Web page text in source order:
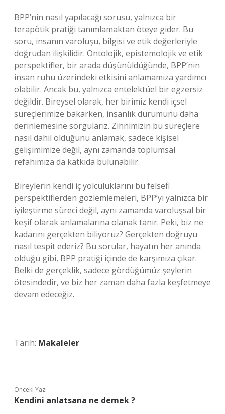
BPP’nin nasıl yapılacağı sorusu, yalnızca bir
terapötik pratiği tanımlamaktan öteye gider. Bu
soru, insanın varoluşu, bilgisi ve etik değerleriyle
doğrudan ilişkilidir. Ontolojik, epistemolojik ve etik
perspektifler, bir arada düşünüldüğünde, BPP’nin
insan ruhu üzerindeki etkisini anlamamıza yardımcı
olabilir. Ancak bu, yalnızca entelektüel bir egzersiz
değildir. Bireysel olarak, her birimiz kendi içsel
süreçlerimize bakarken, insanlık durumunu daha
derinlemesine sorgularız. Zihnimizin bu süreçlere
nasıl dahil olduğunu anlamak, sadece kişisel
gelişimimize değil, aynı zamanda toplumsal
refahımıza da katkıda bulunabilir.
Bireylerin kendi iç yolculuklarını bu felsefi
perspektiflerden gözlemlemeleri, BPP’yi yalnızca bir
iyileştirme süreci değil, aynı zamanda varoluşsal bir
keşif olarak anlamalarına olanak tanır. Peki, biz ne
kadarını gerçekten biliyoruz? Gerçekten doğruyu
nasıl tespit ederiz? Bu sorular, hayatın her anında
olduğu gibi, BPP pratiği içinde de karşımıza çıkar.
Belki de gerçeklik, sadece gördüğümüz şeylerin
ötesindedir, ve biz her zaman daha fazla keşfetmeye
devam edeceğiz.
Tarih: Makaleler
Önceki Yazı
Kendini anlatsana ne demek ?